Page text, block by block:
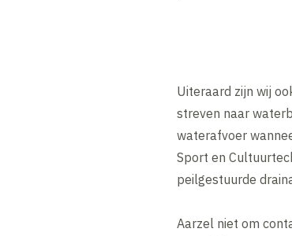
Uiteraard zijn wij
streven naar
waterafvoer
Sport en
peilgestuurde
Aarzel niet om